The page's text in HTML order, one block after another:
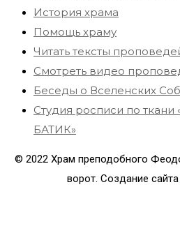
История храма
Помощь храму
Читать тексты
Смотреть видео
Беседы о Вселенских
Студия росписи по
БАТИК»
© 2022 Храм преподобного
ворот. Создание сайта